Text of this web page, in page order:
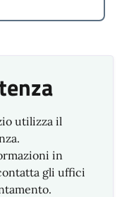
utilizza il
in
gli uffici